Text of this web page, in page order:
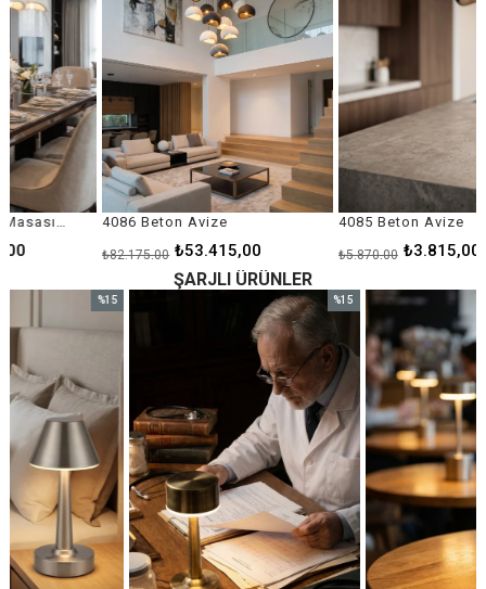
4086 Beton Avize
₺53.415,00
₺82.175,00
4085 Beton Avize
₺3.815,00
₺5.870,00
ŞARJLI ÜRÜNLER
%15İndirim
İndirim